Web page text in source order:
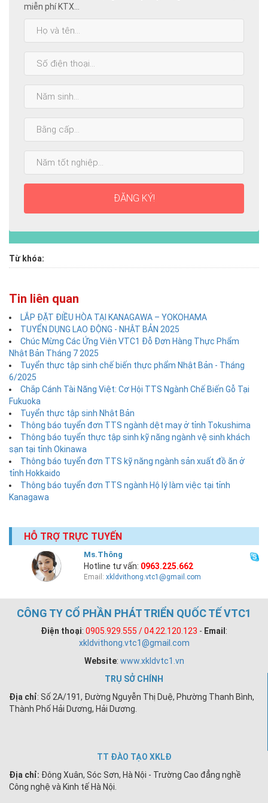
miễn phí KTX...
sinh:
cấp
nhất:
ĐĂNG KÝ!
Từ khóa:
Tin liên quan
LẮP ĐẶT ĐIỀU HÒA TẠI KANAGAWA – YOKOHAMA
TUYỂN DỤNG LAO ĐỘNG - NHẬT BẢN 2025
Chúc Mừng Các Ứng Viên VTC1 Đỗ Đơn Hàng Thực Phẩm
Nhật Bản Tháng 7 2025
Tuyển thực tập sinh chế biến thực phẩm Nhật Bản - Tháng
6/2025
Chắp Cánh Tài Năng Việt: Cơ Hội TTS Ngành Chế Biến Gỗ Tại
Fukuoka
Tuyển thực tập sinh Nhật Bản
Thông báo tuyển đơn TTS ngành dệt may ở tỉnh Tokushima
Thông báo tuyển thực tập sinh kỹ năng ngành vệ sinh khách
sạn tại tỉnh Okinawa
Thông báo tuyển đơn TTS kỹ năng ngành sản xuất đồ ăn ở
tỉnh Hokkaido
Thông báo tuyển đơn TTS ngành Hộ lý làm việc tại tỉnh
Kanagawa
HỖ TRỢ TRỰC TUYẾN
Ms.Thông
Hotline tư vấn: 0963.225.662
Email:xkldvithong.vtc1@gmail.com
CÔNG TY CỔ PHẦN PHÁT TRIỂN QUỐC TẾ VTC1
Điện thoại: 0905.929.555 / 04.22.120.123 - Email :
xkldvithong.vtc1@gmail.com
Website: www.xkldvtc1.vn
TRỤ SỞ CHÍNH
Địa chỉ: Số 2A/191, Đường Nguyễn Thị Duệ, Phường Thanh Bình,
Thành Phố Hải Dương, Hải Dương.
TT ĐÀO TẠO XKLĐ
Địa chỉ: Đông Xuân, Sóc Sơn, Hà Nội - Trường Cao đẳng nghề
Công nghệ và Kinh tế Hà Nội.